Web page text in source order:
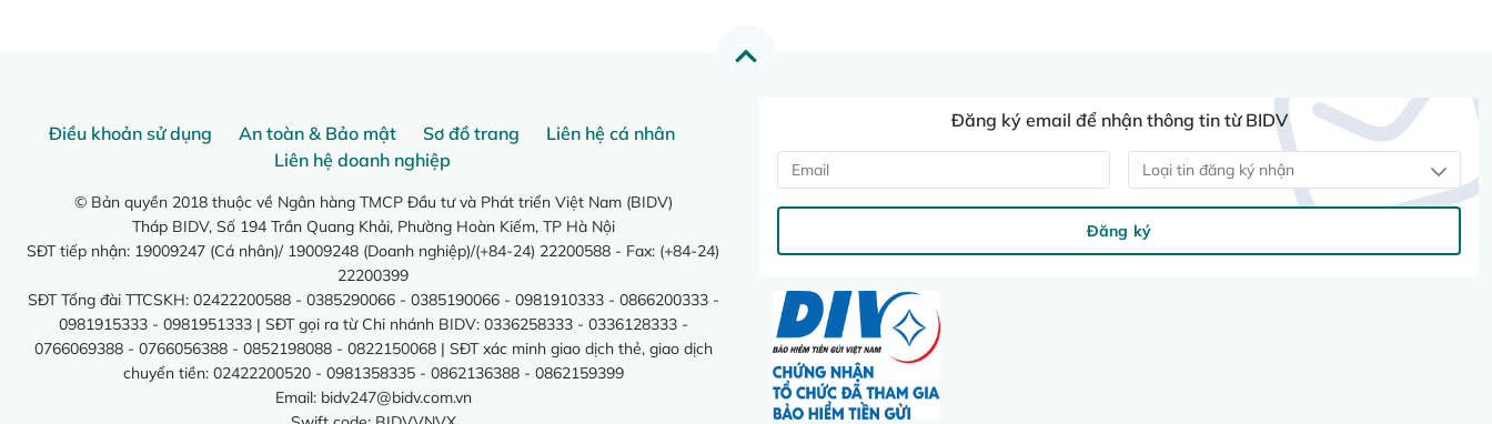
Điều khoản sử dụng An toàn & Bảo mật Sơ đồ trang
Liên hệ cá nhân
Liên hệ doanh nghiệp
© Bản quyền 2018 thuộc về Ngân hàng TMCP Đầu tư và Phát triển Việt Nam (BIDV)
Tháp BIDV, Số 194 Trần Quang Khải, Phường Hoàn Kiếm, TP Hà Nội
SĐT tiếp nhận: 19009247 (Cá nhân)/ 19009248 (Doanh nghiệp)/(+84-24) 22200588 - Fax: (+84-24)
22200399
SĐT Tổng đài TTCSKH: 02422200588 - 0385290066 - 0385190066 - 0981910333 - 0866200333 -
0981915333 - 0981951333 | SĐT gọi ra từ Chi nhánh BIDV: 0336258333 - 0336128333 -
0766069388 - 0766056388 - 0852198088 - 0822150068 | SĐT xác minh giao dịch thẻ, giao dịch
chuyển tiền: 02422200520 - 0981358335 - 0862136388 - 0862159399
Email: bidv247@bidv.com.vn
Đăng ký email để nhận thông tin từ BIDV
Loại tin đăng ký nhận
Đăng ký